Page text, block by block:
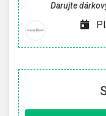
Darujte